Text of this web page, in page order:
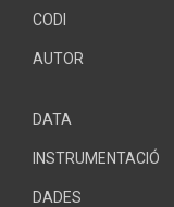
CODI
AUTOR
DATA
INSTRUMENTACIÓ
DADES